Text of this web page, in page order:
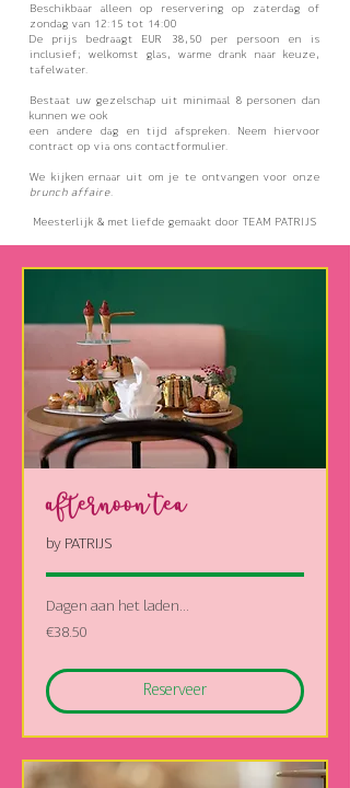
Beschikbaar alleen op reservering op zaterdag of
zondag van 12:15 tot 14:00
De prijs bedraagt EUR 38,50 per persoon en is
inclusief;welkomst glas, warme drank naar keuze,
tafelwater.
Bestaat uw gezelschap uit minimaal 8 personen dan
kunnen we ook
een andere dag en tijd afspreken. Neem hiervoor
contract op via ons contactformulier.
We kijken ernaar uit om je te ontvangen voor onze
brunch affaire.
Meesterlijk & met liefde gemaakt door TEAM PATRIJS
Afternoon Tea
by PATRIJS
Dagen aan het laden...
38.50
euros
€38.50
Reserveer